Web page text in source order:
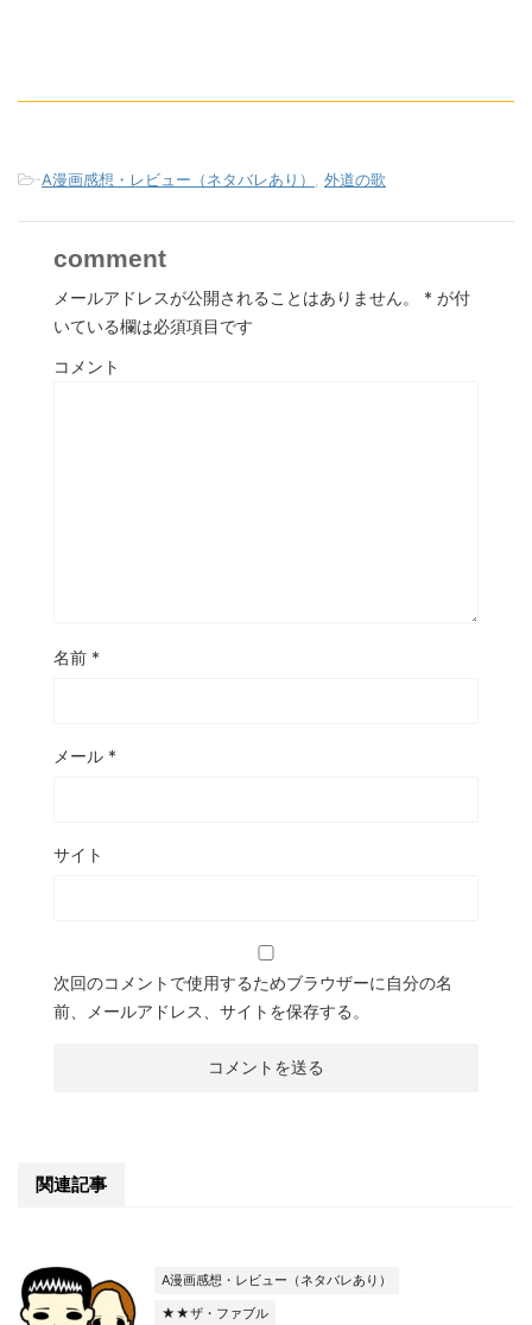
-A漫画感想・レビュー（ネタバレあり） 外道の歌
comment
メールアドレスが公開されることはありません。 * が付
いている欄は必須項目です
コメント
名前 *
メール *
サイト
次回のコメントで使用するためブラウザーに自分の名
前、メールアドレス、サイトを保存する。
関連記事
A漫画感想・レビュー（ネタバレあり）
★★ザ・ファブル